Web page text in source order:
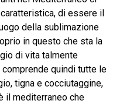
di essere il
della sublimazione
in questo che sta la
di vita talmente
quindi tutte le
tigna e cocciutaggine,
il mediterraneo che